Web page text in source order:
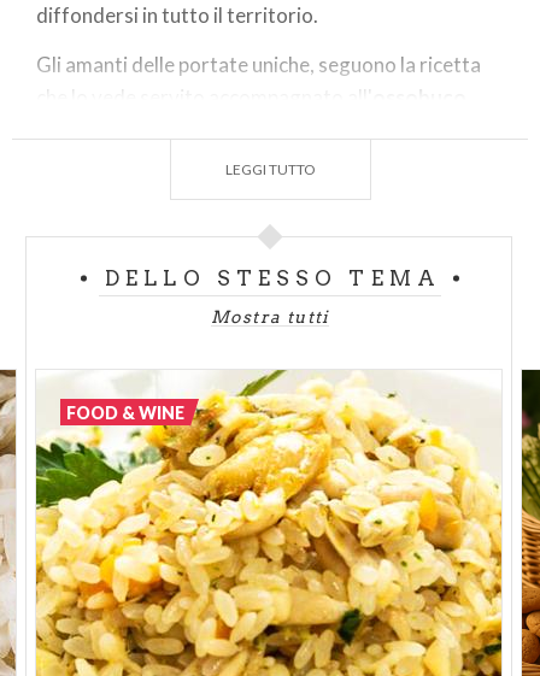
diffondersi in tutto il territorio.
Gli amanti delle portate uniche, seguono la ricetta
che lo vede servito accompagnato all' ossobuco
Anche a questo piatto è stato riconosciuto De. Co.
(Denominazione Comunale), etichetta che aiuta gli
individuare i prodotti tipici della zona.
LEGGI TUTTO
DELLO STESSO TEMA
Mostra tutti
FOOD & WINE